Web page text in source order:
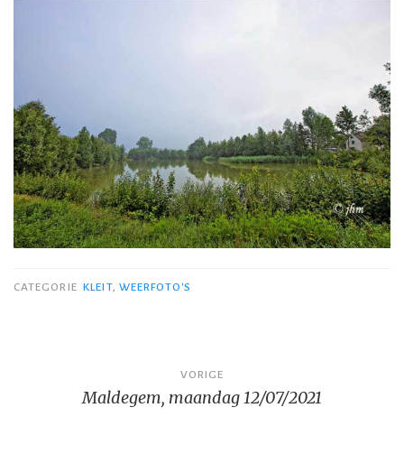
CATEGORIE KLEIT, WEERFOTO'S
navigatie
VORIGE
Maldegem, maandag 12/07/2021